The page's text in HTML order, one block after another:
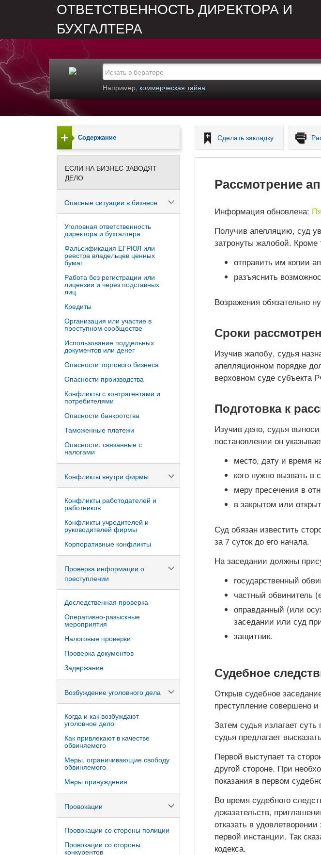
ОТВЕТСТВЕННОСТЬ ДИРЕКТОРА И
БУХГАЛТЕРА
Например, коммерческая тайна
Сделать закладку
Рассмотрение
Информация обновлена:
Получив апелляцию, суд
затронуты жалобой. Кроме
отправить им копии
разъяснить
Возражения обязательно
Сроки
Изучив жалобу, судья
апелляционном порядке
верховном суде субъекта
Подготовка к
Изучив дело, судья
постановлении он
место, дату и время
кого нужно вызвать в
меру пресечения в
в закрытом или
Суд обязан известить
за 7 суток до его начала.
На заседании должны
государственный
частный обвинитель
оправданный (или
заседании или суд
защитник.
Судебное
Открыв судебное
преступление совершено и
Затем судья излагает
судья предлагает
Первой выступает та
другой стороне. При
показания в первом
Во время судебного
доказательств,
отказать в
первой инстанции. Так
кодекса.
Содержание
ЕСЛИ НА БИЗНЕС ЗАВОДЯТ
ДЕЛО
Опасные ситуации в бизнесе
Уголовная ответственность
директора и бухгалтера
Фальсификация ЕГРЮЛ или
реестра владельцев ценных
бумаг
Работа без регистрации или
лицензии и через подставных
лиц
Кредиты
Организация или участие в
преступном сообществе
Использование поддельных
документов или денег
Опасности торгового бизнеса
Опасности производства
Конфликты с контрагентами и
потребителями
Опасности банкротства
Таможенные платежи
Опасности, связанные с
налогами
Конфликты внутри фирмы
Конфликты работодателей и
работников
Конфликты учредителей и
руководителей фирмы
Корпоративные конфликты
Проверка информации о
преступлении
Доследственная проверка
Оперативно-разыскные
мероприятия
Налоговые проверки
Проверка документов
Задержание
Возбуждение уголовного дела
Когда и как возбуждают
уголовное дело
Как привлекают в качестве
обвиняемого
Меры, ограничивающие свободу
обвиняемого
Меры принуждения
Провокации
Провокации со стороны полиции
Провокации со стороны
конкурентов